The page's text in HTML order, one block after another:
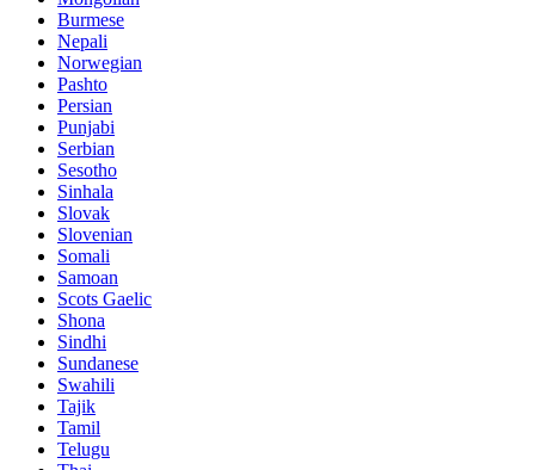
Burmese
Nepali
Norwegian
Pashto
Persian
Punjabi
Serbian
Sesotho
Sinhala
Slovak
Slovenian
Somali
Samoan
Scots Gaelic
Shona
Sindhi
Sundanese
Swahili
Tajik
Tamil
Telugu